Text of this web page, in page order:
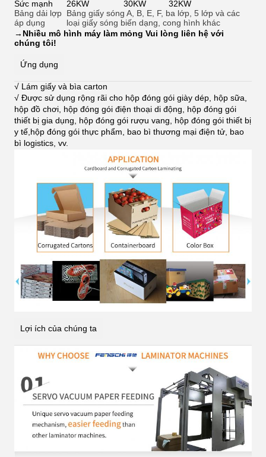
Sức mạnh
26KW 30KW
32KW
Bảng dải lợp
áp dụng
Bảng giấy sóng A, B, E, F, ba lớp, 5 lớp và các
loại giấy sóng biến dạng, cong hình khác
→ Nhiều mô hình máy làm mỏng Vui lòng liên hệ với
chúng tôi!
Ứng dụng
√ Lám giấy và bìa carton
√ Được sử dụng rộng rãi cho hộp đóng gói giày dép, hộp sữa,
hộp đồ chơi, hộp đóng gói điện thoại di động, hộp đóng gói
thiết bị gia dụng, hộp đóng gói rượu vang, hộp đóng gói thiết bị
y tế,hộp đóng gói thực phẩm, bao bì thương mại điện tử, bao
bì logistics, vv.
Lợi ích của chúng ta